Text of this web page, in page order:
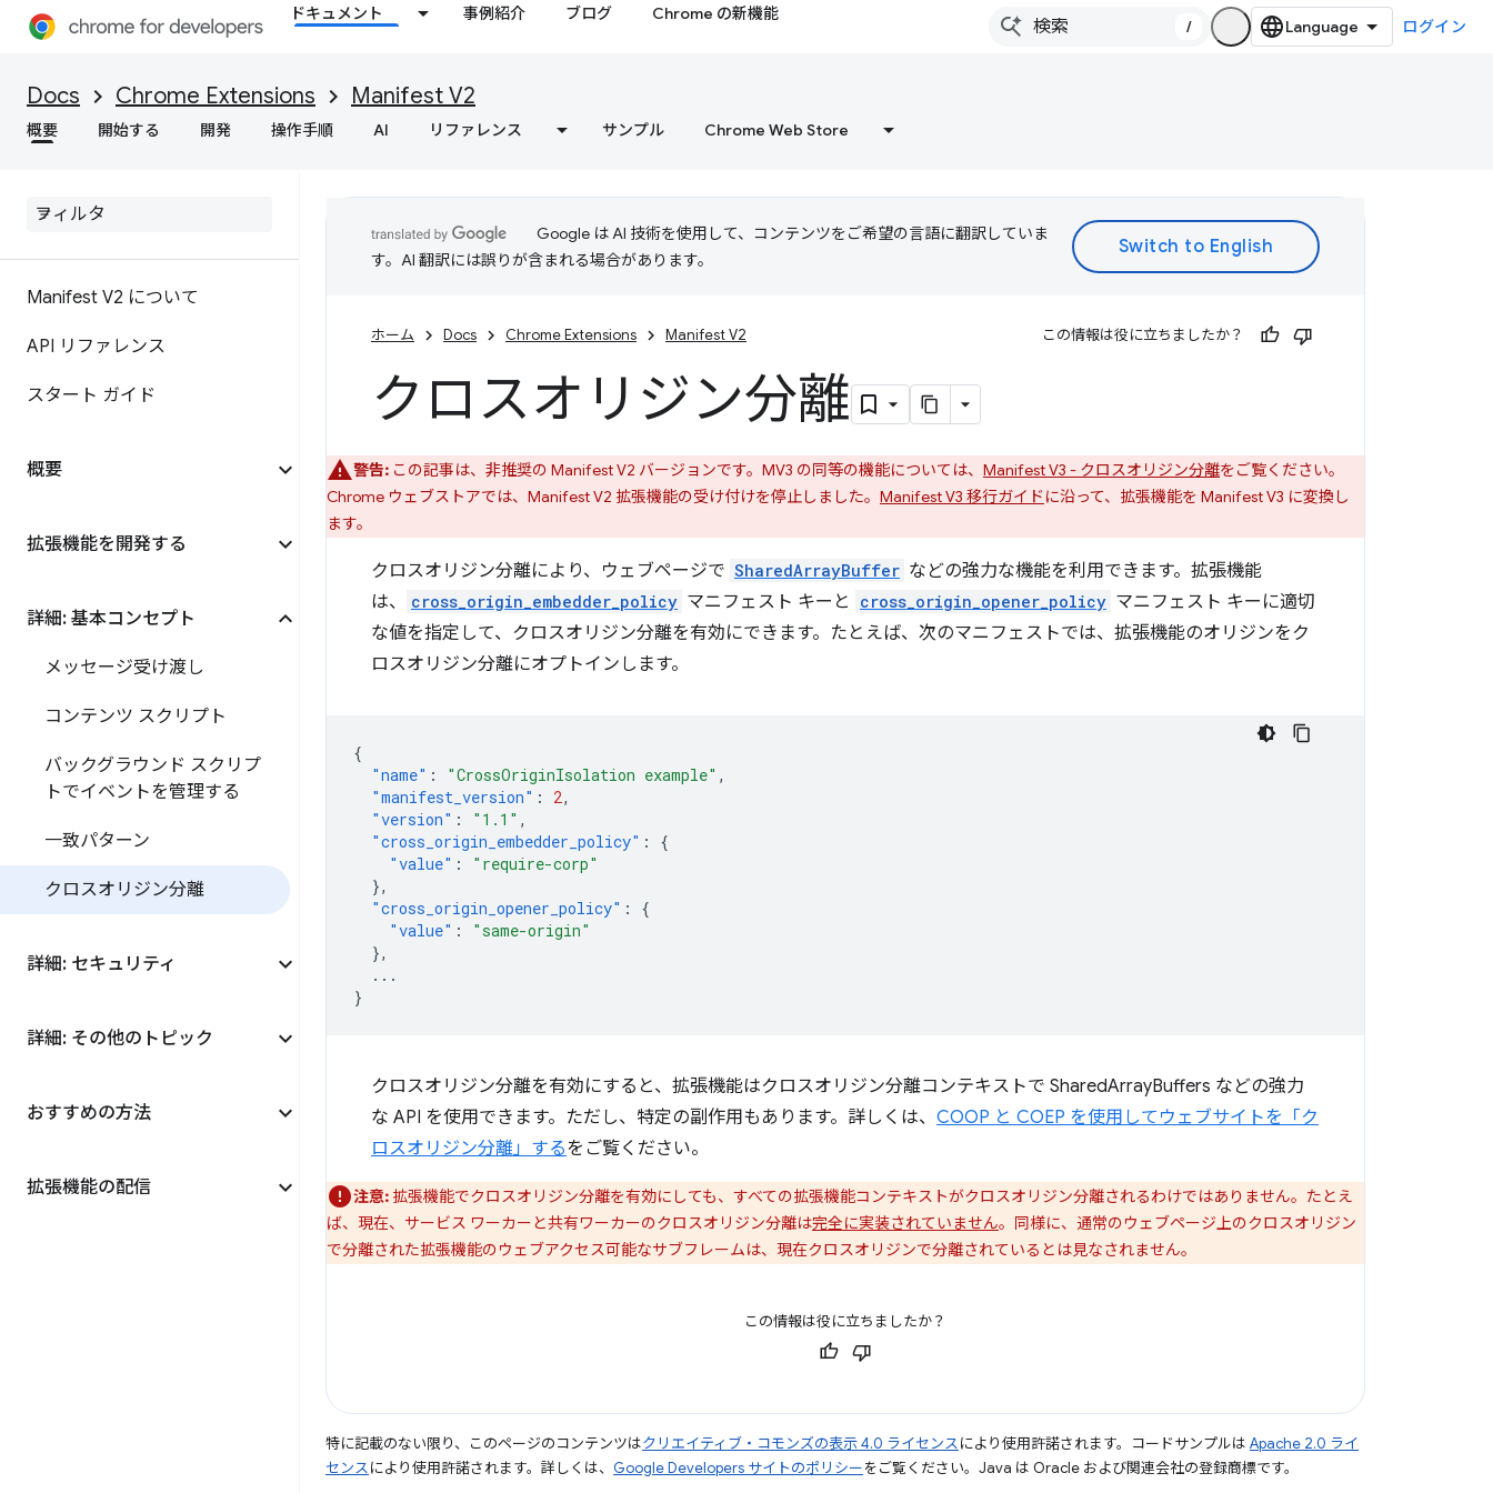
ドキュメント 事例紹介 ブログ Chrome の新機能
/ ログイン
Docs Chrome Extensions Manifest V2
概要 開始する 開発 操作手順 AI リファレンス サンプル Chrome Web Store
Manifest V2 について
API リファレンス
スタート ガイド
概要
拡張機能を開発する
詳細: 基本コンセプト
メッセージ受け渡し
コンテンツ スクリプト
バックグラウンド スクリプ
トでイベントを管理する
一致パターン
クロスオリジン分離
詳細: セキュリティ
詳細: その他のトピック
おすすめの方法
拡張機能の配信
Google は AI 技術を使用して、コンテンツをご希望の言語に翻訳していま
す。AI 翻訳には誤りが含まれる場合があります。
ホーム Docs Chrome Extensions Manifest V2 この情報は役に立ちましたか？
クロスオリジン分離
警告: この記事は、非推奨の Manifest V2 バージョンです。MV3 の同等の機能については、 Manifest V3 - クロスオリジン分離をご覧ください。
Chrome ウェブストアでは、Manifest V2 拡張機能の受け付けを停止しました。 Manifest V3 移行ガイドに沿って、拡張機能を Manifest V3 に変換し
ます。
クロスオリジン分離により、ウェブページで SharedArrayBuffer などの強力な機能を利用できます。拡張機能
は、
cross_origin_embedder_policy マニフェスト キーと cross_origin_opener_policy マニフェスト キーに適切
な値を指定して、クロスオリジン分離を有効にできます。たとえば、次のマニフェストでは、拡張機能のオリジンをク
ロスオリジン分離にオプトインします。
{
"name" : "CrossOriginIsolation example" ,
"manifest_version" : 2,
"version" : "1.1" ,
"cross_origin_embedder_policy" :
{
"value" :
"require-corp"
},
"cross_origin_opener_policy" :
{
"value" :
"same-origin"
},
...
}
クロスオリジン分離を有効にすると、拡張機能はクロスオリジン分離コンテキストで SharedArrayBuffers などの強力
な API を使用できます。ただし、特定の副作用もあります。詳しくは、 COOP と COEP を使用してウェブサイトを「ク
ロスオリジン分離」するをご覧ください。
注意: 拡張機能でクロスオリジン分離を有効にしても、すべての拡張機能コンテキストがクロスオリジン分離されるわけではありません。たとえ
ば、現在、サービス ワーカーと共有ワーカーのクロスオリジン分離は完全に実装されていません。同様に、通常のウェブページ上のクロスオリジン
で分離された拡張機能のウェブアクセス可能なサブフレームは、現在クロスオリジンで分離されているとは見なされません。
この情報は役に立ちましたか？
特に記載のない限り、このページのコンテンツはクリエイティブ・コモンズの表示 4.0 ライセンスにより使用許諾されます。コードサンプルは Apache 2.0 ライ
センスにより使用許諾されます。詳しくは、 Google Developers サイトのポリシーをご覧ください。Java は Oracle および関連会社の登録商標です。